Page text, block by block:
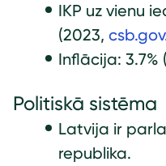
IKP uz vienu
(2023,
Inflācija: 3.7%
Politiskā sistēma
Latvija ir
republika.